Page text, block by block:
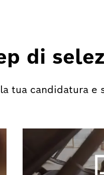
di
tua candidatura e